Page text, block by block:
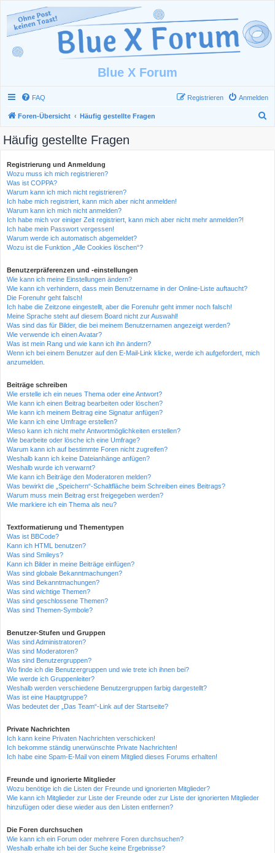
Blue X Forum
FAQ Anmelden
Registrieren
Foren-Übersicht Häufig gestellte Fragen
Häufig gestellte Fragen
Registrierung und Anmeldung
Wozu muss ich mich registrieren?
Was ist COPPA?
Warum kann ich mich nicht registrieren?
Ich habe mich registriert, kann mich aber nicht anmelden!
Warum kann ich mich nicht anmelden?
Ich habe mich vor einiger Zeit registriert, kann mich aber nicht mehr anmelden?!
Ich habe mein Passwort vergessen!
Warum werde ich automatisch abgemeldet?
Wozu ist die Funktion „Alle Cookies löschen“?
Benutzerpräferenzen und -einstellungen
Wie kann ich meine Einstellungen ändern?
Wie kann ich verhindern, dass mein Benutzername in der Online-Liste auftaucht?
Die Forenuhr geht falsch!
Ich habe die Zeitzone eingestellt, aber die Forenuhr geht immer noch falsch!
Meine Sprache steht auf diesem Board nicht zur Auswahl!
Was sind das für Bilder, die bei meinem Benutzernamen angezeigt werden?
Wie verwende ich einen Avatar?
Was ist mein Rang und wie kann ich ihn ändern?
Wenn ich bei einem Benutzer auf den E-Mail-Link klicke, werde ich aufgefordert, mich
anzumelden.
Beiträge schreiben
Wie erstelle ich ein neues Thema oder eine Antwort?
Wie kann ich einen Beitrag bearbeiten oder löschen?
Wie kann ich meinem Beitrag eine Signatur anfügen?
Wie kann ich eine Umfrage erstellen?
Wieso kann ich nicht mehr Antwortmöglichkeiten erstellen?
Wie bearbeite oder lösche ich eine Umfrage?
Warum kann ich auf bestimmte Foren nicht zugreifen?
Weshalb kann ich keine Dateianhänge anfügen?
Weshalb wurde ich verwarnt?
Wie kann ich Beiträge den Moderatoren melden?
Was bewirkt die „Speichern“-Schaltfläche beim Schreiben eines Beitrags?
Warum muss mein Beitrag erst freigegeben werden?
Wie markiere ich ein Thema als neu?
Textformatierung und Thementypen
Was ist BBCode?
Kann ich HTML benutzen?
Was sind Smileys?
Kann ich Bilder in meine Beiträge einfügen?
Was sind globale Bekanntmachungen?
Was sind Bekanntmachungen?
Was sind wichtige Themen?
Was sind geschlossene Themen?
Was sind Themen-Symbole?
Benutzer-Stufen und Gruppen
Was sind Administratoren?
Was sind Moderatoren?
Was sind Benutzergruppen?
Wo finde ich die Benutzergruppen und wie trete ich ihnen bei?
Wie werde ich Gruppenleiter?
Weshalb werden verschiedene Benutzergruppen farbig dargestellt?
Was ist eine Hauptgruppe?
Was bedeutet der „Das Team“-Link auf der Startseite?
Private Nachrichten
Ich kann keine Privaten Nachrichten verschicken!
Ich bekomme ständig unerwünschte Private Nachrichten!
Ich habe eine Spam-E-Mail von einem Mitglied dieses Forums erhalten!
Freunde und ignorierte Mitglieder
Wozu benötige ich die Listen der Freunde und ignorierten Mitglieder?
Wie kann ich Mitglieder zur Liste der Freunde oder zur Liste der ignorierten Mitglieder
hinzufügen oder diese wieder aus den Listen entfernen?
Die Foren durchsuchen
Wie kann ich ein Forum oder mehrere Foren durchsuchen?
Weshalb erhalte ich bei der Suche keine Ergebnisse?